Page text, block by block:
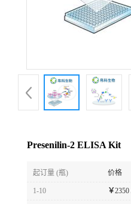
Presenilin-2 ELISA Kit
起订量 (瓶) 价格
1-10 ￥2350